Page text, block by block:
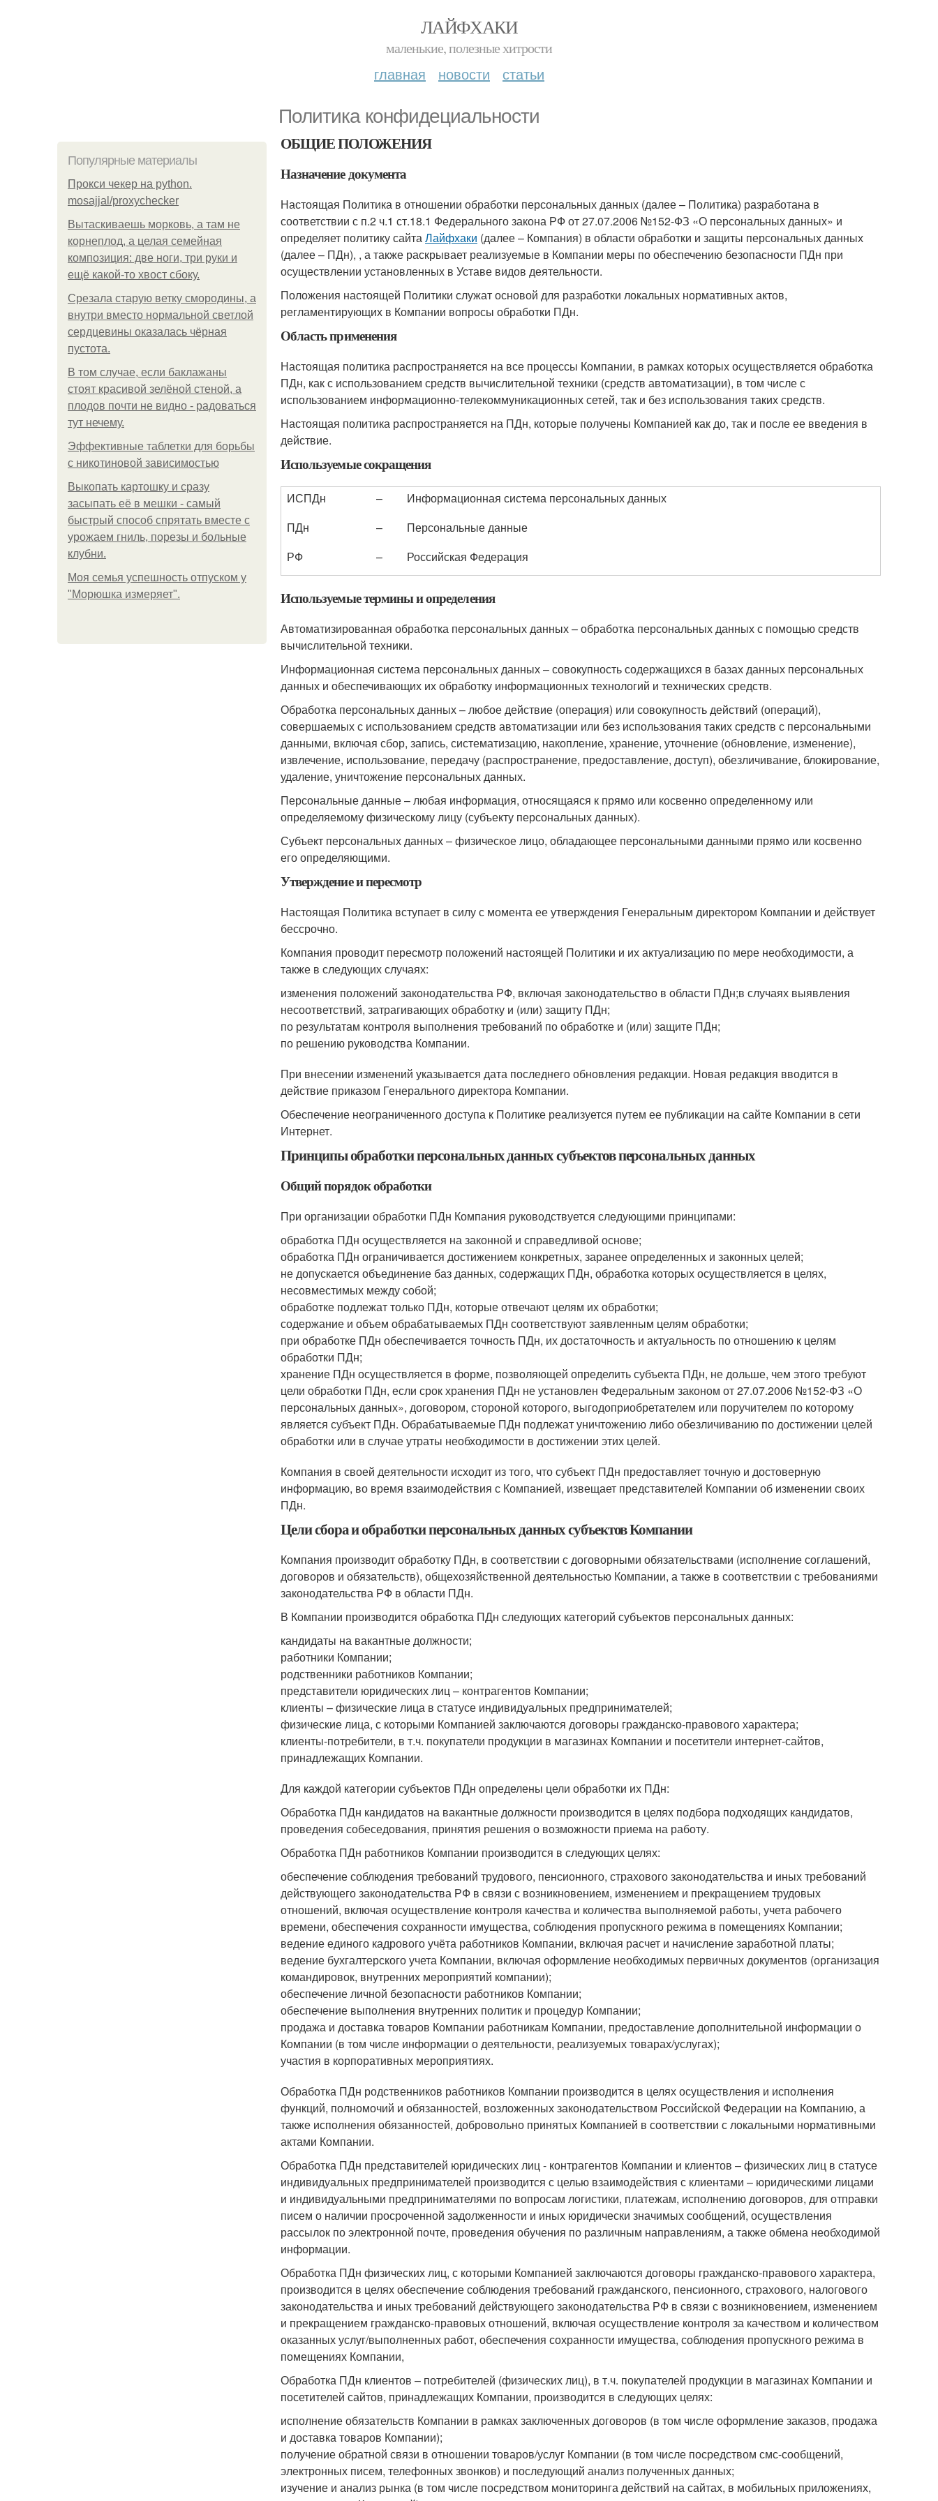
ЛАЙФХАКИ
маленькие, полезные хитрости
главная новости статьи
Политика конфидециальности
Популярные материалы
Прокси чекер на python.
mosajjal/proxychecker
Вытаскиваешь морковь, а там не
корнеплод, а целая семейная
композиция: две ноги, три руки и
ещё какой-то хвост сбоку.
Срезала старую ветку смородины, а
внутри вместо нормальной светлой
сердцевины оказалась чёрная
пустота.
В том случае, если баклажаны
стоят красивой зелёной стеной, а
плодов почти не видно - радоваться
тут нечему.
Эффективные таблетки для борьбы
с никотиновой зависимостью
Выкопать картошку и сразу
засыпать её в мешки - самый
быстрый способ спрятать вместе с
урожаем гниль, порезы и больные
клубни.
Моя семья успешность отпуском у
"Морюшка измеряет".
ОБЩИЕ ПОЛОЖЕНИЯ
Назначение документа
Настоящая Политика в отношении обработки персональных данных (далее – Политика) разработана в
соответствии с п.2 ч.1 ст.18.1 Федерального закона РФ от 27.07.2006 №152-ФЗ «О персональных данных» и
определяет политику сайтаЛайфхаки (далее – Компания) в области обработки и защиты персональных данных
(далее – ПДн), , а также раскрывает реализуемые в Компании меры по обеспечению безопасности ПДн при
осуществлении установленных в Уставе видов деятельности.
Положения настоящей Политики служат основой для разработки локальных нормативных актов,
регламентирующих в Компании вопросы обработки ПДн.
Область применения
Настоящая политика распространяется на все процессы Компании, в рамках которых осуществляется обработка
ПДн, как с использованием средств вычислительной техники (средств автоматизации), в том числе с
использованием информационно-телекоммуникационных сетей, так и без использования таких средств.
Настоящая политика распространяется на ПДн, которые получены Компанией как до, так и после ее введения в
действие.
Используемые сокращения
ИСПДн –
Информационная система персональных данных
ПДн
–
Персональные данные
РФ
– Российская Федерация
Используемые термины и определения
Автоматизированная обработка персональных данных – обработка персональных данных с помощью средств
вычислительной техники.
Информационная система персональных данных – совокупность содержащихся в базах данных персональных
данных и обеспечивающих их обработку информационных технологий и технических средств.
Обработка персональных данных – любое действие (операция) или совокупность действий (операций),
совершаемых с использованием средств автоматизации или без использования таких средств с персональными
данными, включая сбор, запись, систематизацию, накопление, хранение, уточнение (обновление, изменение),
извлечение, использование, передачу (распространение, предоставление, доступ), обезличивание, блокирование,
удаление, уничтожение персональных данных.
Персональные данные – любая информация, относящаяся к прямо или косвенно определенному или
определяемому физическому лицу (субъекту персональных данных).
Субъект персональных данных – физическое лицо, обладающее персональными данными прямо или косвенно
его определяющими.
Утверждение и пересмотр
Настоящая Политика вступает в силу с момента ее утверждения Генеральным директором Компании и действует
бессрочно.
Компания проводит пересмотр положений настоящей Политики и их актуализацию по мере необходимости, а
также в следующих случаях:
изменения положений законодательства РФ, включая законодательство в области ПДн;в случаях выявления
несоответствий, затрагивающих обработку и (или) защиту ПДн;
по результатам контроля выполнения требований по обработке и (или) защите ПДн;
по решению руководства Компании.
При внесении изменений указывается дата последнего обновления редакции. Новая редакция вводится в
действие приказом Генерального директора Компании.
Обеспечение неограниченного доступа к Политике реализуется путем ее публикации на сайте Компании в сети
Интернет.
Принципы обработки персональных данных субъектов персональных данных
Общий порядок обработки
При организации обработки ПДн Компания руководствуется следующими принципами:
обработка ПДн осуществляется на законной и справедливой основе;
обработка ПДн ограничивается достижением конкретных, заранее определенных и законных целей;
не допускается объединение баз данных, содержащих ПДн, обработка которых осуществляется в целях,
несовместимых между собой;
обработке подлежат только ПДн, которые отвечают целям их обработки;
содержание и объем обрабатываемых ПДн соответствуют заявленным целям обработки;
при обработке ПДн обеспечивается точность ПДн, их достаточность и актуальность по отношению к целям
обработки ПДн;
хранение ПДн осуществляется в форме, позволяющей определить субъекта ПДн, не дольше, чем этого требуют
цели обработки ПДн, если срок хранения ПДн не установлен Федеральным законом от 27.07.2006 №152-ФЗ «О
персональных данных», договором, стороной которого, выгодоприобретателем или поручителем по которому
является субъект ПДн. Обрабатываемые ПДн подлежат уничтожению либо обезличиванию по достижении целей
обработки или в случае утраты необходимости в достижении этих целей.
Компания в своей деятельности исходит из того, что субъект ПДн предоставляет точную и достоверную
информацию, во время взаимодействия с Компанией, извещает представителей Компании об изменении своих
ПДн.
Цели сбора и обработки персональных данных субъектов Компании
Компания производит обработку ПДн, в соответствии с договорными обязательствами (исполнение соглашений,
договоров и обязательств), общехозяйственной деятельностью Компании, а также в соответствии с требованиями
законодательства РФ в области ПДн.
В Компании производится обработка ПДн следующих категорий субъектов персональных данных:
кандидаты на вакантные должности;
работники Компании;
родственники работников Компании;
представители юридических лиц – контрагентов Компании;
клиенты – физические лица в статусе индивидуальных предпринимателей;
физические лица, с которыми Компанией заключаются договоры гражданско-правового характера;
клиенты-потребители, в т.ч. покупатели продукции в магазинах Компании и посетители интернет-сайтов,
принадлежащих Компании.
Для каждой категории субъектов ПДн определены цели обработки их ПДн:
Обработка ПДн кандидатов на вакантные должности производится в целях подбора подходящих кандидатов,
проведения собеседования, принятия решения о возможности приема на работу.
Обработка ПДн работников Компании производится в следующих целях:
обеспечение соблюдения требований трудового, пенсионного, страхового законодательства и иных требований
действующего законодательства РФ в связи с возникновением, изменением и прекращением трудовых
отношений, включая осуществление контроля качества и количества выполняемой работы, учета рабочего
времени, обеспечения сохранности имущества, соблюдения пропускного режима в помещениях Компании;
ведение единого кадрового учёта работников Компании, включая расчет и начисление заработной платы;
ведение бухгалтерского учета Компании, включая оформление необходимых первичных документов (организация
командировок, внутренних мероприятий компании);
обеспечение личной безопасности работников Компании;
обеспечение выполнения внутренних политик и процедур Компании;
продажа и доставка товаров Компании работникам Компании, предоставление дополнительной информации о
Компании (в том числе информации о деятельности, реализуемых товарах/услугах);
участия в корпоративных мероприятиях.
Обработка ПДн родственников работников Компании производится в целях осуществления и исполнения
функций, полномочий и обязанностей, возложенных законодательством Российской Федерации на Компанию, а
также исполнения обязанностей, добровольно принятых Компанией в соответствии с локальными нормативными
актами Компании.
Обработка ПДн представителей юридических лиц - контрагентов Компании и клиентов – физических лиц в статусе
индивидуальных предпринимателей производится с целью взаимодействия с клиентами – юридическими лицами
и индивидуальными предпринимателями по вопросам логистики, платежам, исполнению договоров, для отправки
писем о наличии просроченной задолженности и иных юридически значимых сообщений, осуществления
рассылок по электронной почте, проведения обучения по различным направлениям, а также обмена необходимой
информации.
Обработка ПДн физических лиц, с которыми Компанией заключаются договоры гражданско-правового характера,
производится в целях обеспечение соблюдения требований гражданского, пенсионного, страхового, налогового
законодательства и иных требований действующего законодательства РФ в связи с возникновением, изменением
и прекращением гражданско-правовых отношений, включая осуществление контроля за качеством и количеством
оказанных услуг/выполненных работ, обеспечения сохранности имущества, соблюдения пропускного режима в
помещениях Компании,
Обработка ПДн клиентов – потребителей (физических лиц), в т.ч. покупателей продукции в магазинах Компании и
посетителей сайтов, принадлежащих Компании, производится в следующих целях:
исполнение обязательств Компании в рамках заключенных договоров (в том числе оформление заказов, продажа
и доставка товаров Компании);
получение обратной связи в отношении товаров/услуг Компании (в том числе посредством смс-сообщений,
электронных писем, телефонных звонков) и последующий анализ полученных данных;
изучение и анализ рынка (в том числе посредством мониторинга действий на сайтах, в мобильных приложениях,